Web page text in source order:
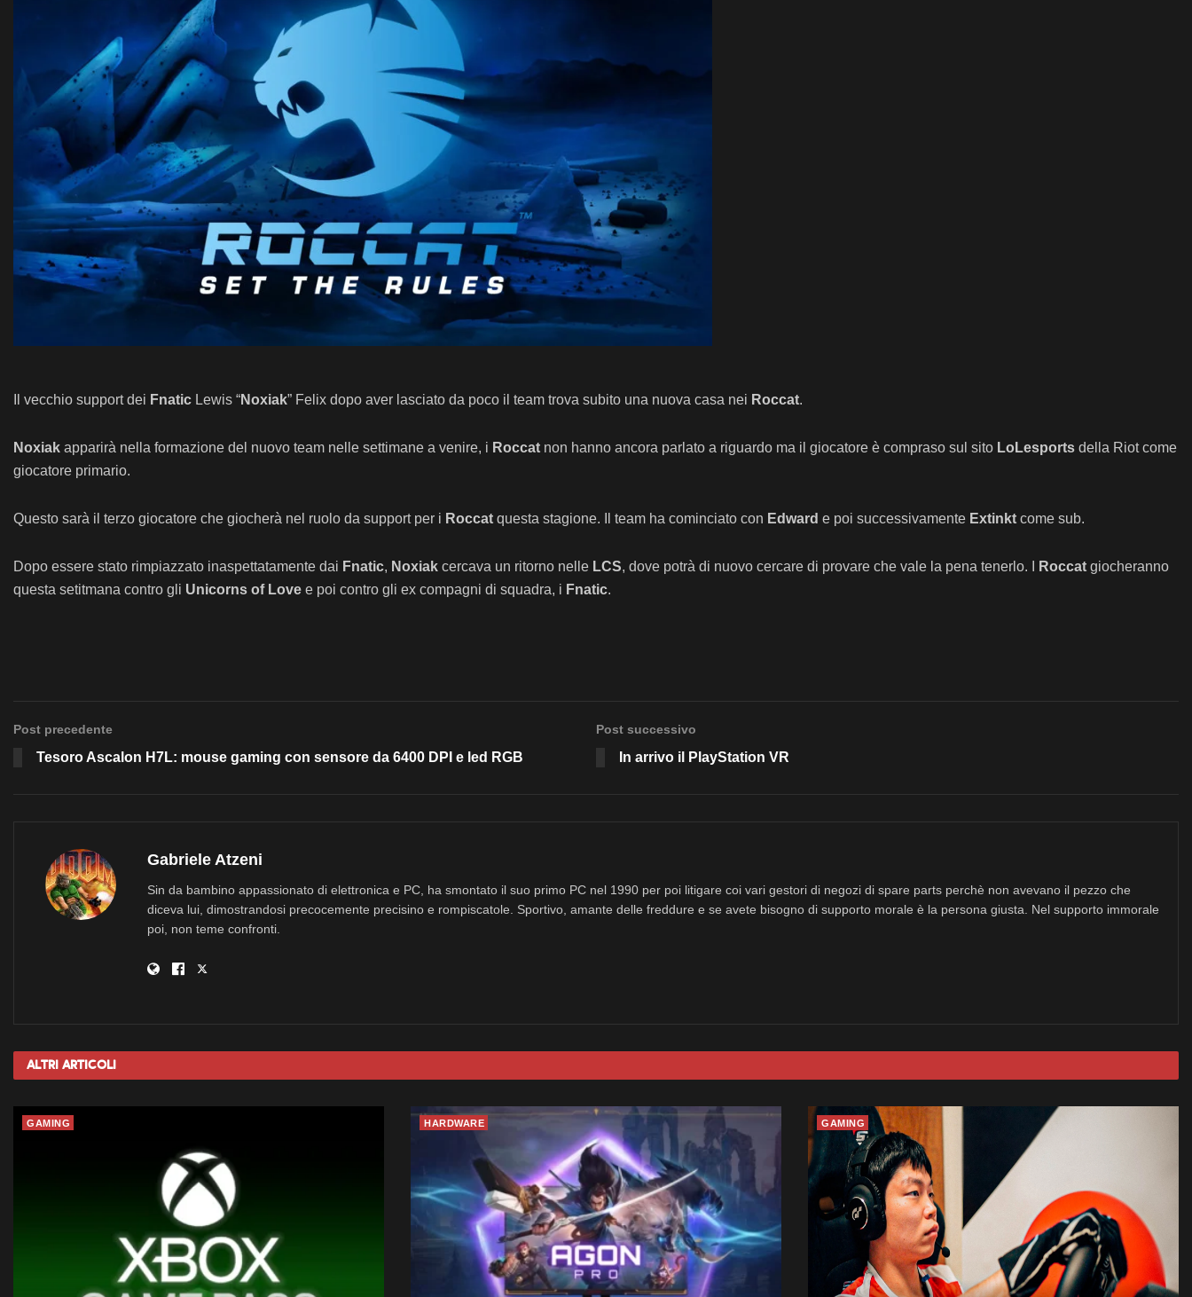
Il vecchio support dei Fnatic Lewis “Noxiak” Felix dopo aver lasciato da poco il team trova subito una nuova casa nei Roccat.
Noxiak apparirà nella formazione del nuovo team nelle settimane a venire, i Roccat non hanno ancora parlato a riguardo ma il giocatore è compraso sul sito LoLesports della Riot come
giocatore primario.
Questo sarà il terzo giocatore che giocherà nel ruolo da support per i Roccat questa stagione. Il team ha cominciato con Edward e poi successivamente Extinkt come sub.
Dopo essere stato rimpiazzato inaspettatamente dai Fnatic, Noxiak cercava un ritorno nelle LCS, dove potrà di nuovo cercare di provare che vale la pena tenerlo. I Roccat giocheranno
questa setitmana contro gli Unicorns of Love e poi contro gli ex compagni di squadra, i Fnatic.
Post precedente
Tesoro Ascalon H7L: mouse gaming con sensore da 6400 DPI e led RGB
Post successivo
In arrivo il PlayStation VR
Gabriele Atzeni
Sin da bambino appassionato di elettronica e PC, ha smontato il suo primo PC nel 1990 per poi litigare coi vari gestori di negozi di spare parts perchè non avevano il pezzo che
diceva lui, dimostrandosi precocemente precisino e rompiscatole. Sportivo, amante delle freddure e se avete bisogno di supporto morale è la persona giusta. Nel supporto immorale
poi, non teme confronti.
Altri Articoli
GAMING HARDWARE GAMING